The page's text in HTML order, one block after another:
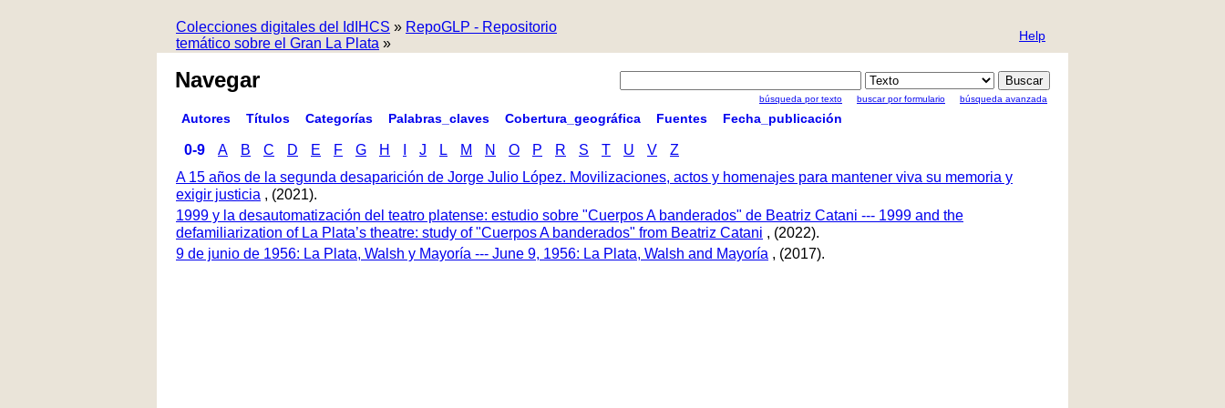
Colecciones digitales del IdIHCS » RepoGLP - Repositorio
temático sobre el Gran La Plata » Help
Navegar
búsqueda por texto buscar por formulario búsqueda avanzada
Autores Títulos Categorías Palabras_claves Cobertura_geográfica Fuentes Fecha_publicación
0-9 A B C D E F G H J L M N O P R S T U V
Z
A 15 años de la segunda desaparición de Jorge Julio López. Movilizaciones, actos y homenajes para mantener viva su memoria y
exigir justicia , (2021).
1999 y la desautomatización del teatro platense: estudio sobre "Cuerpos A banderados" de Beatriz Catani --- 1999 and the
defamiliarization of La Plata’s theatre: study of "Cuerpos A banderados" from Beatriz Catani , (2022).
9 de junio de 1956: La Plata, Walsh y Mayoría --- June 9, 1956: La Plata, Walsh and Mayoría , (2017).